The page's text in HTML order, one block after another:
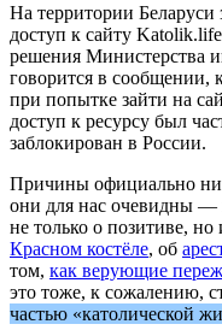
На территории Беларуси
доступ к сайту
решения Министерства
говорится в сообщении,
при попытке зайти на
доступ к ресурсу был
заблокирован в России.
Причины официально
они для нас очевидны —
не только о позитиве, но
Красном костёле, об
том, как верующие
это тоже, к сожалению,
частью «католической